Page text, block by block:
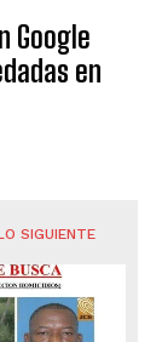
Google
en
SIGUIENTE